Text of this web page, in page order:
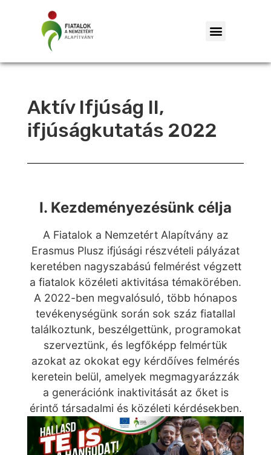
Aktív Ifjúság II,
ifjúságkutatás 2022
I. Kezdeményezésünk célja
A Fiatalok a Nemzetért Alapítvány az
Erasmus Plusz ifjúsági részvételi pályázat
keretében nagyszabású felmérést végzett
a fiatalok közéleti aktivitása témakörében.
A 2022-ben megvalósuló, több hónapos
tevékenységünk során sok száz fiatallal
találkoztunk, beszélgettünk, programokat
szerveztünk, és legfőképp felmértük
azokat az okokat egy kérdőíves felmérés
keretein belül, amelyek megmagyarázzák
a generációnk inaktivitását az őket is
érintő társadalmi és közéleti kérdésekben.